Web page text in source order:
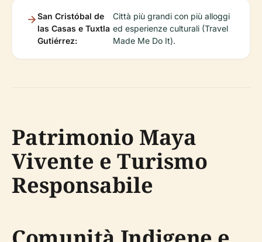
San Cristóbal de
las Casas e Tuxtla
Gutiérrez:
Città più grandi con più alloggi
ed esperienze culturali (Travel
Made Me Do It).
Patrimonio Maya
Vivente e Turismo
Responsabile